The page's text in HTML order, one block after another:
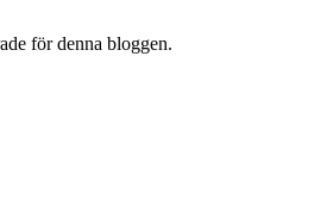
för denna bloggen.